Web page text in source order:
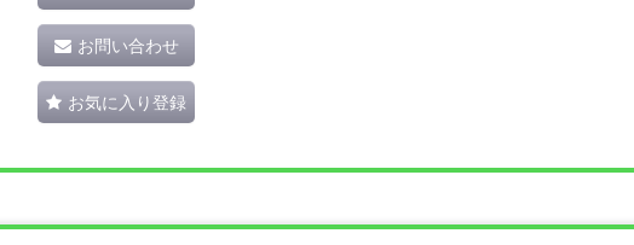
お問い合わせ
お気に入り登録